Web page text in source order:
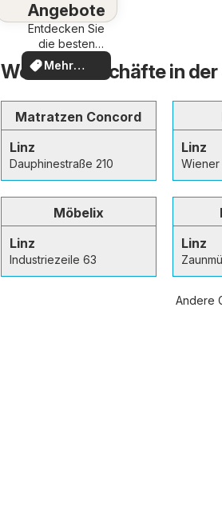
Angebote
Entdecken Sie
die besten
Angebote
Mehr
entdecken
Weitere Geschäfte in
Matratzen Concord
Linz
Dauphinestraße 210
Linz
Wiener
Möbelix
Linz
Industriezeile 63
Linz
Andere